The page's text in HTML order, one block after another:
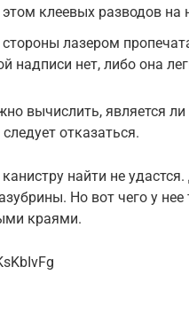
клеевых разводов на
лазером
надписи нет, либо она
вычислить, является
отказаться.
найти не
Но вот чего у
краями.